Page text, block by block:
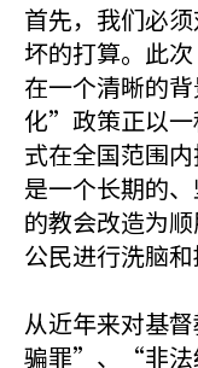
首先，我们必
坏的打算。此
在一个清晰的
化”政策正以一
式在全国范围
是一个长期的
的教会改造为
公民进行洗脑和
从近年来对基
骗罪”、“非法